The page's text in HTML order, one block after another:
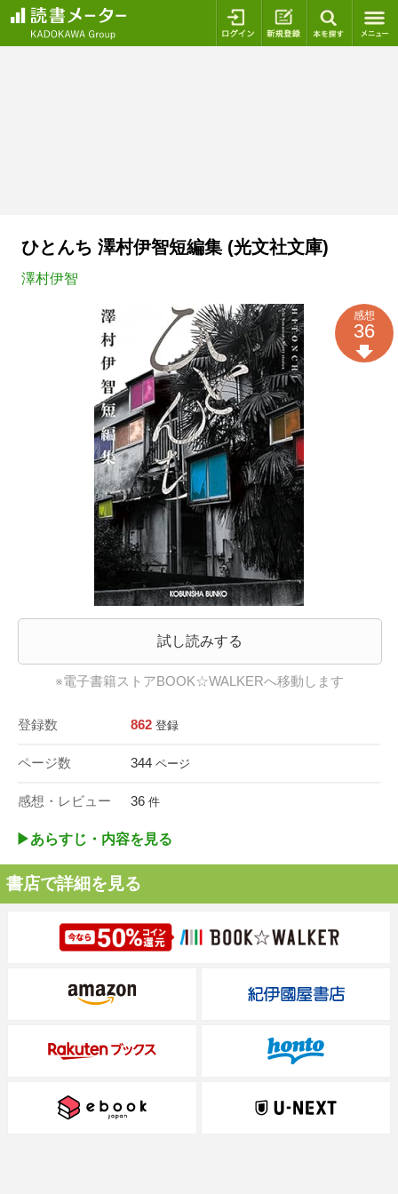
ログイン 新規登録
ひとんち 澤村伊智短編集 (光文社文庫)
澤村伊智
試し読みする
※電子書籍ストアBOOK☆WALKERへ移動します
登録数 862 登録
ページ数 344 ページ
感想・レビュー 36 件
感想
36
▶︎あらすじ・内容を見る
書店で詳細を見る